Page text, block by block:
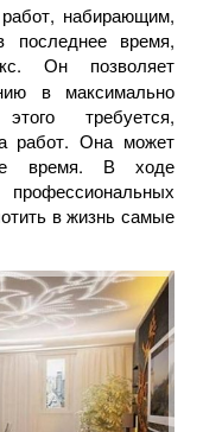
набирающим,
последнее время,
Он позволяет
в максимально
требуется,
работ. Она может
время. В ходе
в жизнь самые